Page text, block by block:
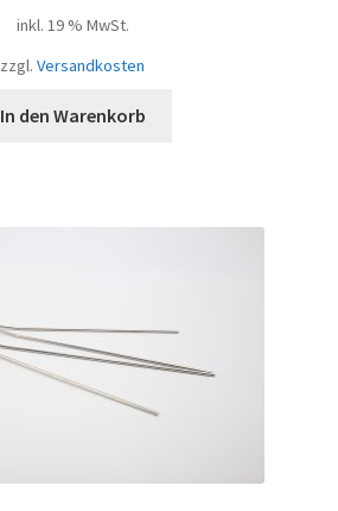
inkl. 19 % MwSt.
zzgl. Versandkosten
In den Warenkorb